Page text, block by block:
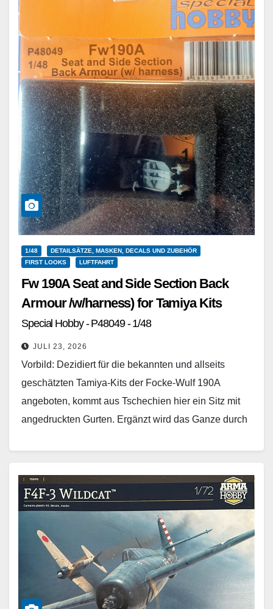
1/48
DETAILSÄTZE, MASKEN, DECALS UND ZUBEHÖR
FIRST LOOKS
LUFTFAHRT
Fw 190A Seat and Side Section Back
Armour /w/harness) for Tamiya Kits
Special Hobby - P48049 - 1/48
JULI 23, 2026
Vorbild: Dezidiert für die bekannten und allseits
geschätzten Tamiya-Kits der Focke-Wulf 190A
angeboten, kommt aus Tschechien hier ein Sitz mit
angedruckten Gurten. Ergänzt wird das Ganze durch